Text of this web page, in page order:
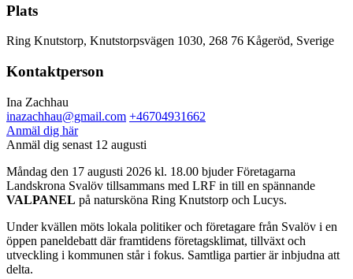
Plats
Ring Knutstorp, Knutstorpsvägen 1030, 268 76 Kågeröd, Sverige
Kontaktperson
Ina Zachhau
inazachhau@gmail.com +46704931662
Anmäl dig här
Anmäl dig senast 12 augusti
Måndag den 17 augusti 2026 kl. 18.00 bjuder Företagarna
Landskrona Svalöv tillsammans med LRF in till en spännande
VALPANEL på natursköna Ring Knutstorp och Lucys.
Under kvällen möts lokala politiker och företagare från Svalöv i en
öppen paneldebatt där framtidens företagsklimat, tillväxt och
utveckling i kommunen står i fokus. Samtliga partier är inbjudna att
delta.